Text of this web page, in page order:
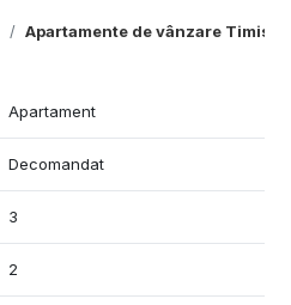
Apartamente de vânzare
Apartament
Decomandat
3
2